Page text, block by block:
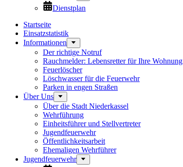
Dienstplan
Startseite
Einsatzstatistik
Informationen
Der richtige Notruf
Rauchmelder: Lebensretter für Ihre Wohnung
Feuerlöscher
Löschwasser für die Feuerwehr
Parken in engen Straßen
Über Uns
Über die Stadt Niederkassel
Wehrführung
Einheitsführer und Stellvertreter
Jugendfeuerwehr
Öffentlichkeitsarbeit
Ehemaligen Wehrführer
Jugendfeuerwehr